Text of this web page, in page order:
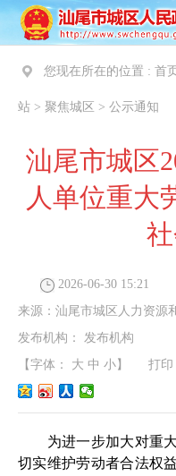
您现在所在的位置 : 首页
站 > 聚焦城区 > 公示通知
汕尾市城区
人单位重大
2026-06-30 15:21
来源： 汕尾市城区人力资源
发布机构： 发布机构
【字体： 大 中 小 】 打印
为进一步加大对重大
切实维护劳动者合法权